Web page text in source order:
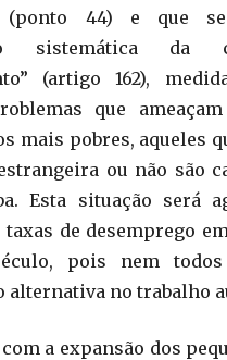
(ponto 44) e que
sistemática da
(artigo 162),
que
mais pobres, aqueles
ou não são
Esta situação será
de desemprego
pois nem
alternativa no trabalho
a expansão dos